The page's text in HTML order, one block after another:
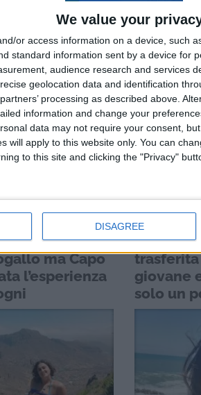
We value your
or access information on a device, such
standard information sent by a device for
audience research and services
geolocation data and identification
processing as described above.
information and change your
data may not require your consent,
will apply to this website only. You can
to this site and clicking the "Privacy"
DISAGREE
sono trasferita in
Paolo e il
lasciato l’Italia
ma Capo
l’esperienza
trasferita
giovane
solo un
vacanze